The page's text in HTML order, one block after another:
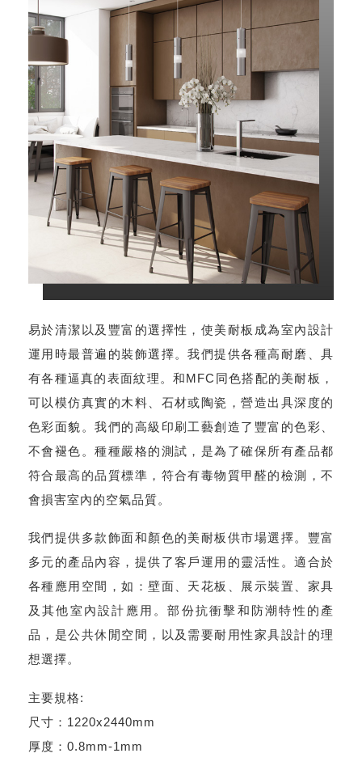
易於清潔以及豐富的選擇性，使美耐板成為室內設計
運用時最普遍的裝飾選擇。我們提供各種高耐磨、具
有各種逼真的表面紋理。和MFC同色搭配的美耐板，
可以模仿真實的木料、石材或陶瓷，營造出具深度的
色彩面貌。我們的高級印刷工藝創造了豐富的色彩、
不會褪色。種種嚴格的測試，是為了確保所有產品都
符合最高的品質標準，符合有毒物質甲醛的檢測，不
會損害室內的空氣品質。
我們提供多款飾面和顏色的美耐板供市場選擇。豐富
多元的產品內容，提供了客戶運用的靈活性。適合於
各種應用空間，如：壁面、天花板、展示裝置、家具
及其他室內設計應用。部份抗衝擊和防潮特性的產
品，是公共休閒空間，以及需要耐用性家具設計的理
想選擇。
主要規格:
尺寸：1220x2440mm
厚度：0.8mm-1mm